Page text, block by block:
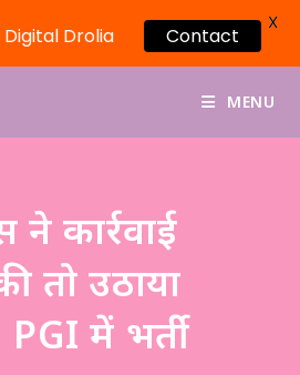
MENU
ने कार्रवाई
तो उठाया
में भर्ती
Digital Drolia Contact
X